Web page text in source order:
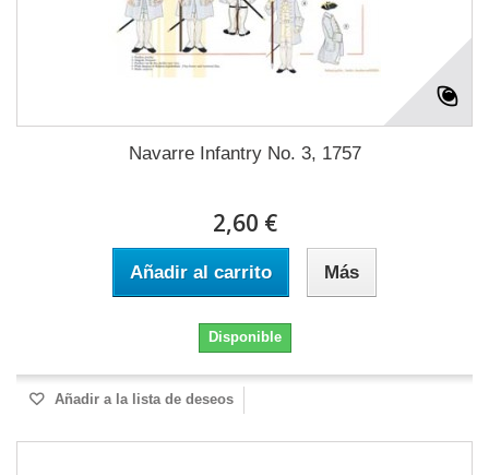
Navarre Infantry No. 3, 1757
2,60 €
Añadir al carrito Más
Disponible
Añadir a la lista de deseos